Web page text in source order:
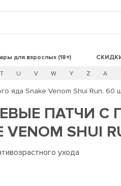
для взрослых (18+)
T U V W Y Z А
яда Snake Venom Shui Run, 60
ПАТЧИ
VENOM SHUI
ухода